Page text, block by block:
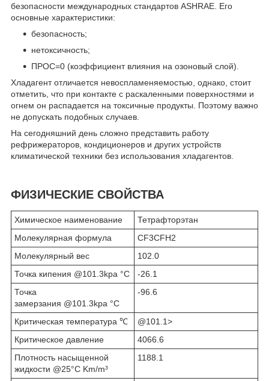
безопасности международных стандартов ASHRAE. Его
основные характеристики:
безопасность;
нетоксичность;
ПРОС=0 (коэффициент влияния на озоновый слой).
Хладагент отличается невоспламеняемостью, однако, стоит
отметить, что при контакте с раскаленными поверхностями и
огнем он распадается на токсичные продукты. Поэтому важно
не допускать подобных случаев.
На сегодняшний день сложно представить работу
рефрижераторов, кондиционеров и других устройств
климатической техники без использования хладагентов.
ФИЗИЧЕСКИЕ СВОЙСТВА
Химическое наименование
Тетрафторэтан
Молекулярная формула
CF3CFH2
Молекулярный вес
102.0
Точка кипения @101.3kpa °С
-26.1
Точка
замерзания @101.3kpa °С
-96.6
Критическая температура ℃
@101.1>
Критическое давление
4066.6
Плотность насыщенной
жидкости @25°С Km/m³
1188.1